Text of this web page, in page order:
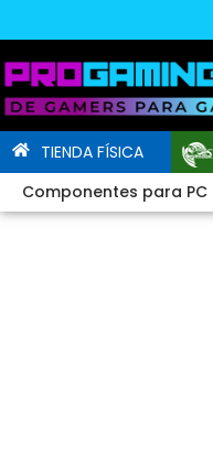
TIENDA FÍSICA
Componentes para PC